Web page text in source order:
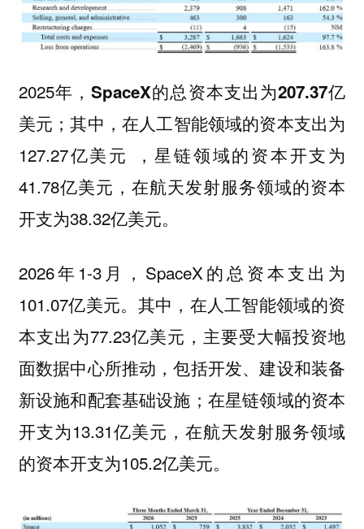
2025年，SpaceX的总资本支出为207.37亿
美元 ；其中，在人工智能领域的资本支出为
127.27亿美元 ，星链领域的资本开支为
41.78亿美元，在航天发射服务领域的资本
开支为38.32亿美元。
2026年1-3月，SpaceX的总资本支出为
101.07亿美元。其中，在人工智能领域的资
本支出为77.23亿美元，主要受大幅投资地
面数据中心所推动，包括开发、建设和装备
新设施和配套基础设施；在星链领域的资本
开支为13.31亿美元，在航天发射服务领域
的资本开支为105.2亿美元。